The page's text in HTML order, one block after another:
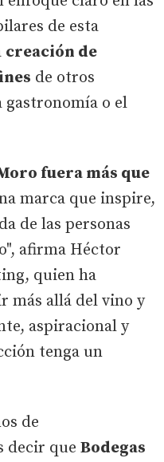
de esta
creación de
de otros
gastronomía o el
fuera más que
marca que inspire,
de las personas
afirma Héctor
quien ha
más allá del vino y
aspiracional y
tenga un
de
decir que Bodegas